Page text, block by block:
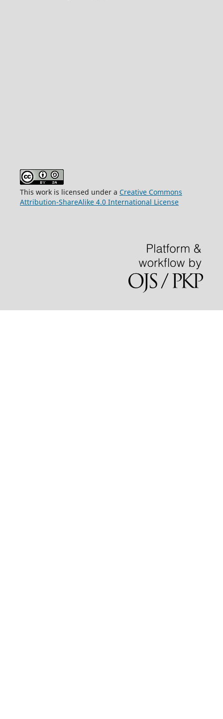
This work is licensed under a Creative Commons
Attribution-ShareAlike 4.0 International License